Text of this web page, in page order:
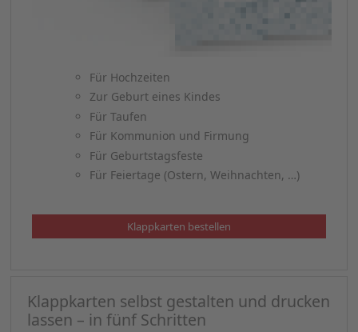
Für Hochzeiten
Zur Geburt eines Kindes
Für Taufen
Für Kommunion und Firmung
Für Geburtstagsfeste
Für Feiertage (Ostern, Weihnachten, …)
Klappkarten bestellen
Klappkarten selbst gestalten und drucken
lassen – in fünf Schritten